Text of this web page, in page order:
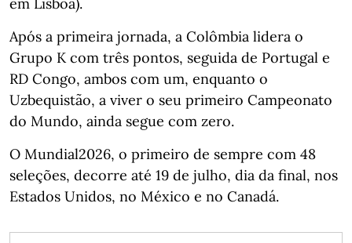
Após a primeira jornada, a Colômbia lidera o
Grupo K com três pontos, seguida de Portugal e
RD Congo, ambos com um, enquanto o
Uzbequistão, a viver o seu primeiro Campeonato
do Mundo, ainda segue com zero.
O Mundial2026, o primeiro de sempre com 48
seleções, decorre até 19 de julho, dia da final, nos
Estados Unidos, no México e no Canadá.